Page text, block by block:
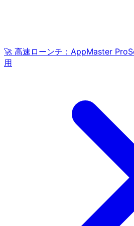
🚀 高速ローンチ：AppMaster
用